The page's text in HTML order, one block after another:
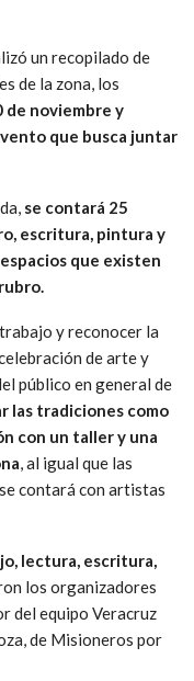
un recopilado de
de la zona, los
de noviembre y
que busca juntar
se contará 25
escritura, pintura y
que existen
y reconocer la
de arte y
público en general de
las tradiciones como
con un taller y una
, al igual que las
contará con artistas
lectura, escritura,
los organizadores
del equipo Veracruz
de Misioneros por